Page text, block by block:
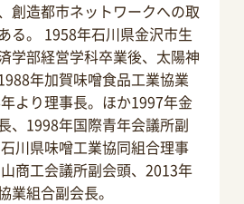
創造都市ネットワークへの取
る。 1958年石川県金沢市生
学部経営学科卒業後、太陽神
年加賀味噌食品工業協業
より理事長。ほか1997年金
、1998年国際青年会議所副
川県味噌工業協同組合理事
商工会議所副会頭、2013年
業組合副会長。